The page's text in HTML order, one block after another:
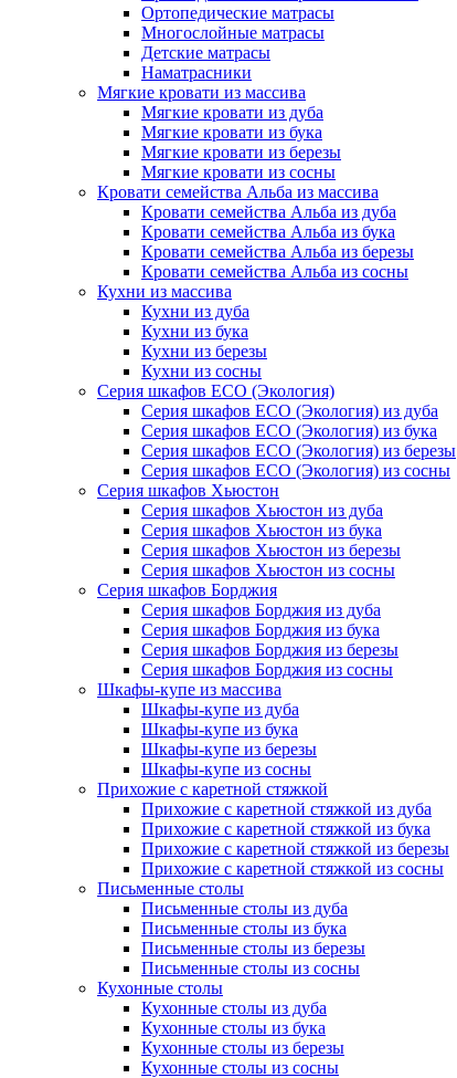
Ортопедические матрасы
Многослойные матрасы
Детские матрасы
Наматрасники
Мягкие кровати из массива
Мягкие кровати из дуба
Мягкие кровати из бука
Мягкие кровати из березы
Мягкие кровати из сосны
Кровати семейства Альба из массива
Кровати семейства Альба из дуба
Кровати семейства Альба из бука
Кровати семейства Альба из березы
Кровати семейства Альба из сосны
Кухни из массива
Кухни из дуба
Кухни из бука
Кухни из березы
Кухни из сосны
Серия шкафов ECO (Экология)
Серия шкафов ECO (Экология) из дуба
Серия шкафов ECO (Экология) из бука
Серия шкафов ECO (Экология) из березы
Серия шкафов ECO (Экология) из сосны
Серия шкафов Хьюстон
Серия шкафов Хьюстон из дуба
Серия шкафов Хьюстон из бука
Серия шкафов Хьюстон из березы
Серия шкафов Хьюстон из сосны
Серия шкафов Борджия
Серия шкафов Борджия из дуба
Серия шкафов Борджия из бука
Серия шкафов Борджия из березы
Серия шкафов Борджия из сосны
Шкафы-купе из массива
Шкафы-купе из дуба
Шкафы-купе из бука
Шкафы-купе из березы
Шкафы-купе из сосны
Прихожие с каретной стяжкой
Прихожие с каретной стяжкой из дуба
Прихожие с каретной стяжкой из бука
Прихожие с каретной стяжкой из березы
Прихожие с каретной стяжкой из сосны
Письменные столы
Письменные столы из дуба
Письменные столы из бука
Письменные столы из березы
Письменные столы из сосны
Кухонные столы
Кухонные столы из дуба
Кухонные столы из бука
Кухонные столы из березы
Кухонные столы из сосны